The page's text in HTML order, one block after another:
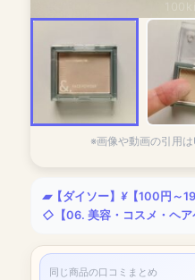
※画像や動画の引用
【ダイソー】
【100円～
【06. 美容・コスメ・ヘア
同じ商品の口コミまとめ